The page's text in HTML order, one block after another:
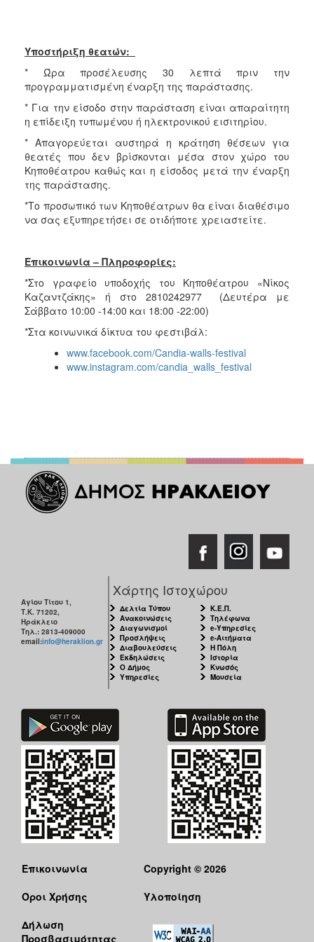
Υποστήριξη θεατών:
* Ώρα προσέλευσης 30 λεπτά πριν την
προγραμματισμένη έναρξη της παράστασης.
* Για την είσοδο στην παράσταση είναι απαραίτητη
η επίδειξη τυπωμένου ή ηλεκτρονικού εισιτηρίου.
* Απαγορεύεται αυστηρά η κράτηση θέσεων για
θεατές που δεν βρίσκονται μέσα στον χώρο του
Κηποθέατρου καθώς και η είσοδος μετά την έναρξη
της παράστασης.
*Το προσωπικό των Κηποθέατρων θα είναι διαθέσιμο
να σας εξυπηρετήσει σε οτιδήποτε χρειαστείτε.
Επικοινωνία – Πληροφορίες:
*Στο γραφείο υποδοχής του Κηποθέατρου «Νίκος
Καζαντζάκης» ή στο 2810242977 (Δευτέρα με
Σάββατο 10:00 -14:00 και 18:00 -22:00)
*Στα κοινωνικά δίκτυα του φεστιβάλ:
www.facebook.com/Candia-walls-festival
www.instagram.com/candia_walls_festival
Αγίου Τίτου 1,
Τ.Κ. 71202,
Ηράκλειο
Τηλ.: 2813-409000
email:info@heraklion.gr
Χάρτης Ιστοχώρου
Δελτία Τύπου
Ανακοινώσεις
Διαγωνισμοί
Προσλήψεις
Διαβουλεύσεις
Εκδηλώσεις
Ο Δήμος
Υπηρεσίες
Κ.Ε.Π.
Τηλέφωνα
e-Υπηρεσίες
e-Αιτήματα
Η Πόλη
Ιστορία
Κνωσός
Μουσεία
Επικοινωνία
Όροι Χρήσης
Δήλωση
Προσβασιμότητας
Copyright © 2026
Υλοποίηση